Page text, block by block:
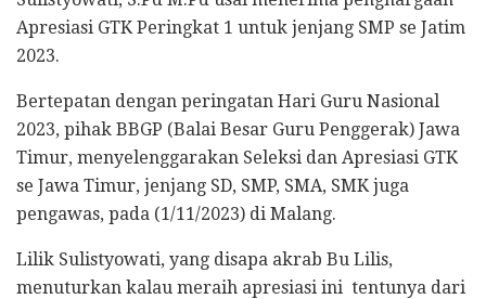
Apresiasi GTK Peringkat 1 untuk jenjang SMP se Jatim
2023.
Bertepatan dengan peringatan Hari Guru Nasional
2023, pihak BBGP (Balai Besar Guru Penggerak) Jawa
Timur, menyelenggarakan Seleksi dan Apresiasi GTK
se Jawa Timur, jenjang SD, SMP, SMA, SMK juga
pengawas, pada (1/11/2023) di Malang.
Lilik Sulistyowati, yang disapa akrab Bu Lilis,
menuturkan kalau meraih apresiasi ini tentunya dari